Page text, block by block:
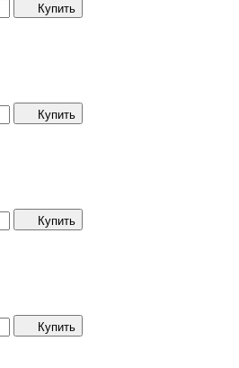
Купить
Купить
Купить
Купить